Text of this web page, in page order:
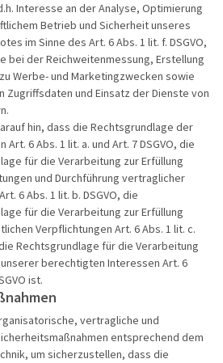
Interesse an der Analyse, Optimierung
Betrieb und Sicherheit unseres
im Sinne des Art. 6 Abs. 1 lit. f. DSGVO,
bei der Reichweitenmessung, Erstellung
Werbe- und Marketingzwecken sowie
Zugriffsdaten und Einsatz der Dienste von
hin, dass die Rechtsgrundlage der
Art. 6 Abs. 1 lit. a. und Art. 7 DSGVO, die
für die Verarbeitung zur Erfüllung
und Durchführung vertraglicher
6 Abs. 1 lit. b. DSGVO, die
für die Verarbeitung zur Erfüllung
Verpflichtungen Art. 6 Abs. 1 lit. c.
die Rechtsgrundlage für die Verarbeitung
unserer berechtigten Interessen Art. 6
ist.
vertragliche und
entsprechend dem
um sicherzustellen, dass die